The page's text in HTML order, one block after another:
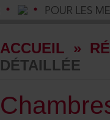
ACCUEIL »
DÉTAILLÉE